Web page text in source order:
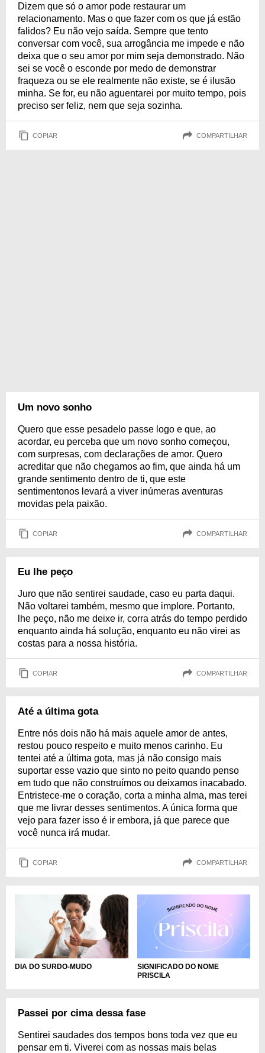
Dizem que só o amor pode restaurar um
relacionamento. Mas o que fazer com os que já estão
falidos? Eu não vejo saída. Sempre que tento
conversar com você, sua arrogância me impede e não
deixa que o seu amor por mim seja demonstrado. Não
sei se você o esconde por medo de demonstrar
fraqueza ou se ele realmente não existe, se é ilusão
minha. Se for, eu não aguentarei por muito tempo, pois
preciso ser feliz, nem que seja sozinha.
COPIAR COMPARTILHAR
Um novo sonho
Quero que esse pesadelo passe logo e que, ao
acordar, eu perceba que um novo sonho começou,
com surpresas, com declarações de amor. Quero
acreditar que não chegamos ao fim, que ainda há um
grande sentimento dentro de ti, que este
sentimentonos levará a viver inúmeras aventuras
movidas pela paixão.
COPIAR COMPARTILHAR
Eu lhe peço
Juro que não sentirei saudade, caso eu parta daqui.
Não voltarei também, mesmo que implore. Portanto,
lhe peço, não me deixe ir, corra atrás do tempo perdido
enquanto ainda há solução, enquanto eu não virei as
costas para a nossa história.
COPIAR COMPARTILHAR
Até a última gota
Entre nós dois não há mais aquele amor de antes,
restou pouco respeito e muito menos carinho. Eu
tentei até a última gota, mas já não consigo mais
suportar esse vazio que sinto no peito quando penso
em tudo que não construímos ou deixamos inacabado.
Entristece-me o coração, corta a minha alma, mas terei
que me livrar desses sentimentos. A única forma que
vejo para fazer isso é ir embora, já que parece que
você nunca irá mudar.
COPIAR COMPARTILHAR
DIA DO SURDO-MUDO
SIGNIFICADO DO NOME
PRISCILA
Passei por cima dessa fase
Sentirei saudades dos tempos bons toda vez que eu
pensar em ti. Viverei com as nossas mais belas